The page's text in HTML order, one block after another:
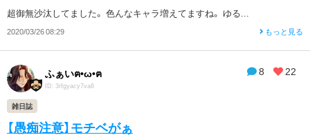
超御無沙汰してました。 色んなキャラ増えてますね。 ゆる...
2020/03/26 08:29 もっと見る
8 22
ふぁいฅ•ω•ฅ
ID: 3rfgyacy7va6
雑日誌
【愚痴注意】モチベがぁ